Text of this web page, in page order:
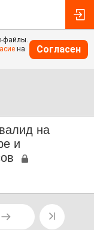
файлы.
на
Согласен
на
и